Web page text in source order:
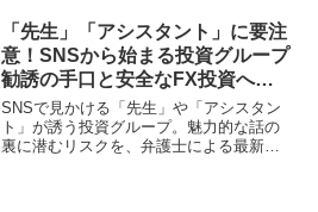
に投資できるチャンスが広がります。
「先生」「アシスタント」に要注
意！SNSから始まる投資グループ
勧誘の手口と安全なFX投資への
道
SNSで見かける「先生」や「アシスタン
ト」が誘う投資グループ。魅力的な話の
裏に潜むリスクを、弁護士による最新の